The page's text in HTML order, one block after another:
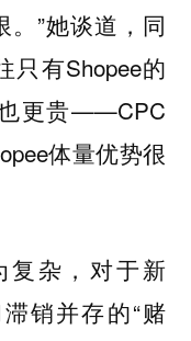
”她谈道，同
只有Shopee的
更贵——CPC
体量优势很
复杂，对于新
销并存的“赌